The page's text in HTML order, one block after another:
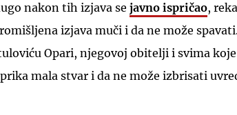
nakon tih izjava se javno ispričao,
izjava muči i da ne može
Opari, njegovoj obitelji i svima
mala stvar i da ne može izbrisati